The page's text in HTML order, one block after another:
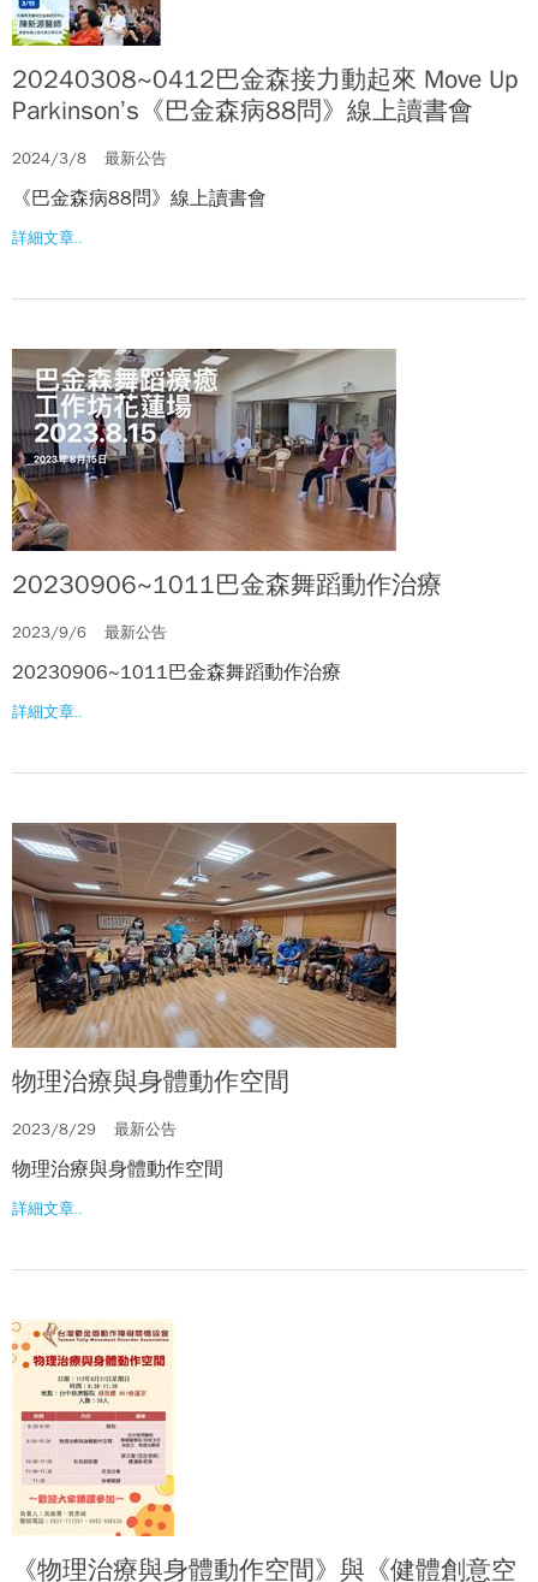
20240308~0412巴金森接力動起來 Move Up
Parkinson’s《巴金森病88問》線上讀書會
2024/3/8 最新公告
《巴金森病88問》線上讀書會
詳細文章..
20230906~1011巴金森舞蹈動作治療
2023/9/6 最新公告
20230906~1011巴金森舞蹈動作治療
詳細文章..
物理治療與身體動作空間
2023/8/29 最新公告
物理治療與身體動作空間
詳細文章..
《物理治療與身體動作空間》與《健體創意空